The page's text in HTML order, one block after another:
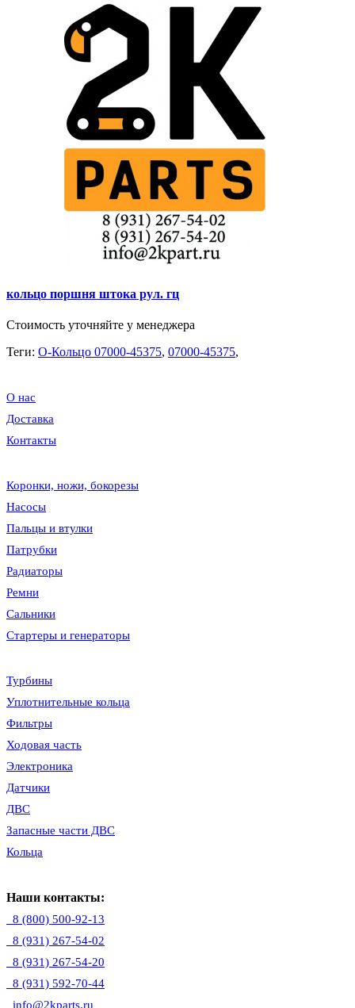
кольцо поршня штока рул. гц
Стоимость уточняйте у менеджера
Теги: O-Кольцо 07000-45375, 07000-45375,
О нас
Доставка
Контакты
Коронки, ножи, бокорезы
Насосы
Пальцы и втулки
Патрубки
Радиаторы
Ремни
Сальники
Стартеры и генераторы
Турбины
Уплотнительные кольца
Фильтры
Ходовая часть
Электроника
Датчики
ДВС
Запасные части ДВС
Кольца
Наши контакты:
8 (800) 500-92-13
8 (931) 267-54-02
8 (931) 267-54-20
8 (931) 592-70-44
info@2kparts.ru